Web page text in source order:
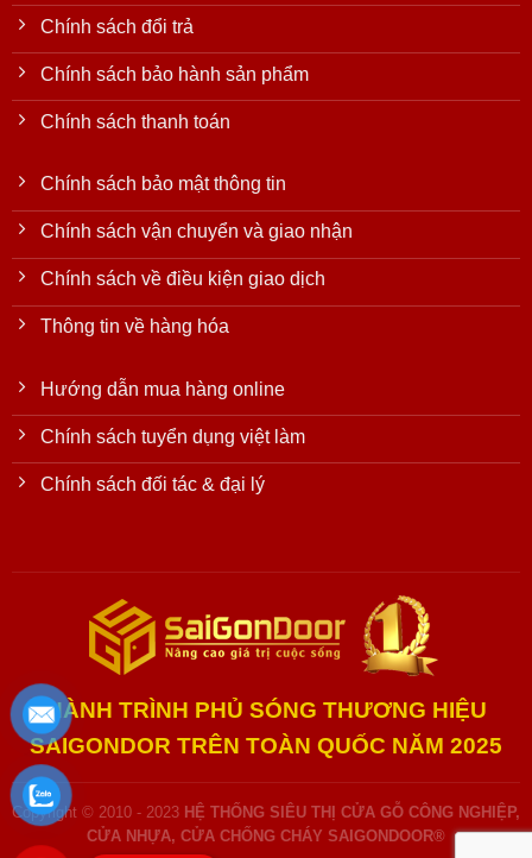
Chính sách đổi trả
Chính sách bảo hành sản phẩm
Chính sách thanh toán
Chính sách bảo mật thông tin
Chính sách vận chuyển và giao nhận
Chính sách về điều kiện giao dịch
Thông tin về hàng hóa
Hướng dẫn mua hàng online
Chính sách tuyển dụng việt làm
Chính sách đối tác & đại lý
HÀNH TRÌNH PHỦ SÓNG THƯƠNG HIỆU
SAIGONDOR TRÊN TOÀN QUỐC NĂM 2025
Copyright © 2010 - 2023 HỆ THỐNG SIÊU THỊ CỬA GỖ CÔNG NGHIỆP,
CỬA NHỰA, CỬA CHỐNG CHÁY SAIGONDOOR®